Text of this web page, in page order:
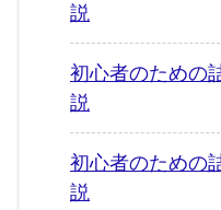
説
初心者のため
説
初心者のため
説